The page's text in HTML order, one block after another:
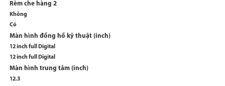
Rèm che hàng 2
Không
Có
Màn hình đồng hồ kỹ thuật (inch)
12 inch full Digital
12 inch full Digital
Màn hình trung tâm (inch)
12.3